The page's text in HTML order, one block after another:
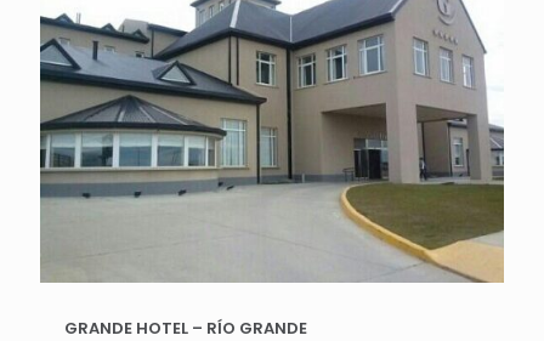
GRANDE HOTEL – RÍO GRANDE